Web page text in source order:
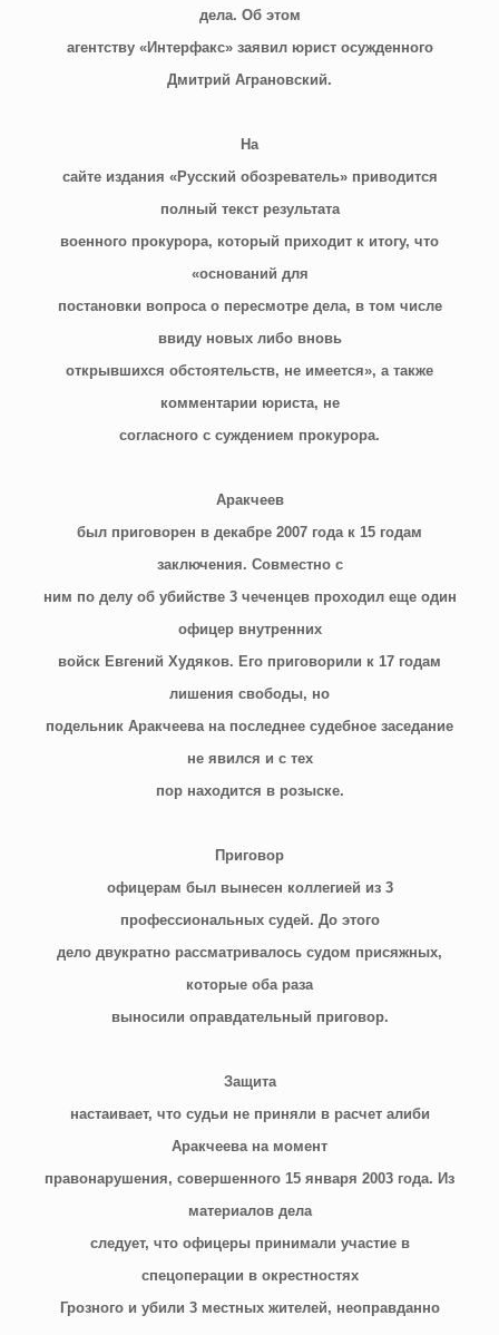
дела. Об этом
агентству «Интерфакс» заявил юрист осужденного
Дмитрий Аграновский.
На
сайте издания «Русский обозреватель» приводится
полный текст результата
военного прокурора, который приходит к итогу, что
«оснований для
постановки вопроса о пересмотре дела, в том числе
ввиду новых либо вновь
открывшихся обстоятельств, не имеется», а также
комментарии юриста, не
согласного с суждением прокурора.
Аракчеев
был приговорен в декабре 2007 года к 15 годам
заключения. Совместно с
ним по делу об убийстве 3 чеченцев проходил еще один
офицер внутренних
войск Евгений Худяков. Его приговорили к 17 годам
лишения свободы, но
подельник Аракчеева на последнее судебное заседание
не явился и с тех
пор находится в розыске.
Приговор
офицерам был вынесен коллегией из 3
профессиональных судей. До этого
дело двукратно рассматривалось судом присяжных,
которые оба раза
выносили оправдательный приговор.
Защита
настаивает, что судьи не приняли в расчет алиби
Аракчеева на момент
правонарушения, совершенного 15 января 2003 года. Из
материалов дела
следует, что офицеры принимали участие в
спецоперации в окрестностях
Грозного и убили 3 местных жителей, неоправданно